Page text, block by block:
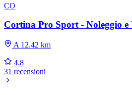
CO
Cortina Pro Sport - Noleggio
A 12.42 km
4.8
31 recensioni